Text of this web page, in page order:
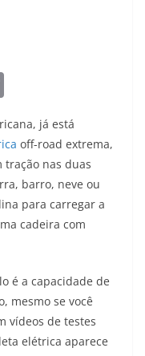
o
p
y
Li
n
k
já está
off-road extrema,
tração nas duas
barro, neve ou
para carregar a
cadeira com
é a capacidade de
mesmo se você
vídeos de testes
elétrica aparece